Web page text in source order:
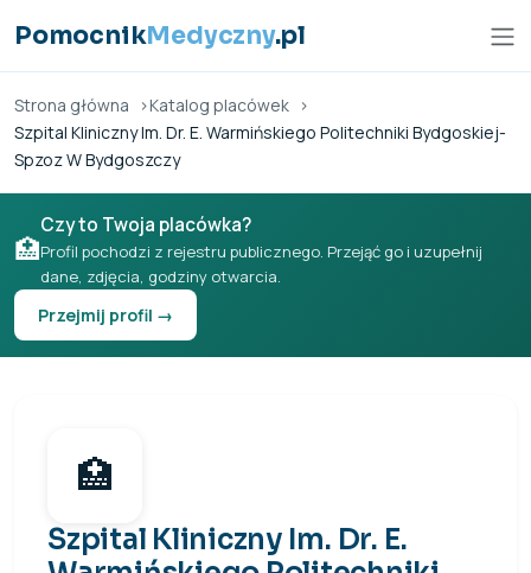
PomocnikMedyczny.pl
Strona główna
Katalog placówek
Szpital Kliniczny Im. Dr. E. Warmińskiego Politechniki Bydgoskiej-
Spzoz W Bydgoszczy
🏥
Czy to Twoja placówka?
Profil pochodzi z rejestru publicznego. Przejąć go i uzupełnij
dane, zdjęcia, godziny otwarcia.
Przejmij profil →
🏥
Szpital Kliniczny Im. Dr. E.